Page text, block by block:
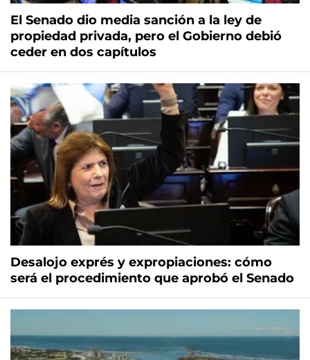
El Senado dio media sanción a la ley de
propiedad privada, pero el Gobierno debió
ceder en dos capítulos
Desalojo exprés y expropiaciones: cómo
será el procedimiento que aprobó el Senado